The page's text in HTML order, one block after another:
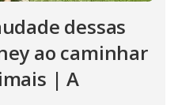
dessas
ao caminhar
| A